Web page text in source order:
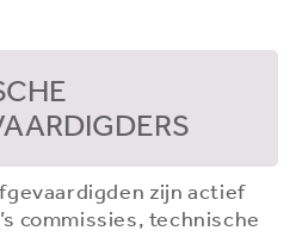
zijn actief
commissies, technische